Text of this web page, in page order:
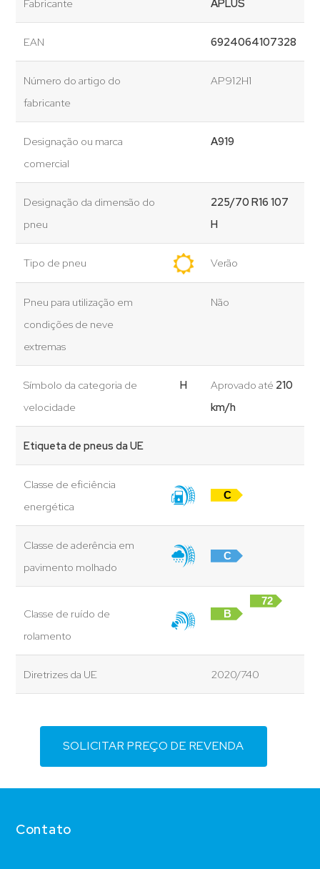
Fabricante APLUS
EAN 6924064107328
Número do artigo do
fabricante
AP912H1
Designação ou marca
comercial
A919
Designação da dimensão do
pneu
225/70 R16 107
H
Tipo de pneu Verão
Pneu para utilização em
condições de neve
extremas
Não
Símbolo da categoria de
velocidade
H Aprovado até 210
km/h
Etiqueta de pneus da UE
Classe de eficiência
energética
C
Classe de aderência em
pavimento molhado
C
Classe de ruído de
rolamento
B
72
Diretrizes da UE 2020/740
SOLICITAR PREÇO DE REVENDA
Contato